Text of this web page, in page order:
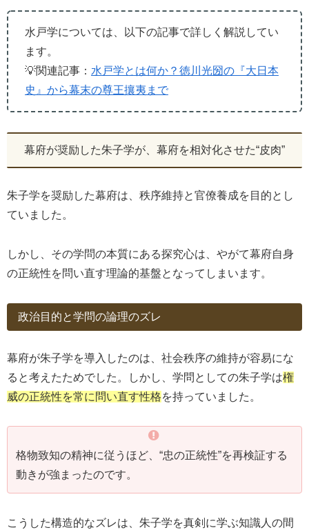
水戸学については、以下の記事で詳しく解説してい
ます。
💡関連記事： 水戸学とは何か？徳川光圀の『大日本
史』から幕末の尊王攘夷まで
幕府が奨励した朱子学が、幕府を相対化させた“皮肉”
朱子学を奨励した幕府は、秩序維持と官僚養成を目的とし
ていました。
しかし、その学問の本質にある探究心は、やがて幕府自身
の正統性を問い直す理論的基盤となってしまいます。
政治目的と学問の論理のズレ
幕府が朱子学を導入したのは、社会秩序の維持が容易にな
ると考えたためでした。しかし、学問としての朱子学は権
威の正統性を常に問い直す性格を持っていました。
格物致知の精神に従うほど、“忠の正統性”を再検証する
動きが強まったのです。
こうした構造的なズレは、朱子学を真剣に学ぶ知識人の間